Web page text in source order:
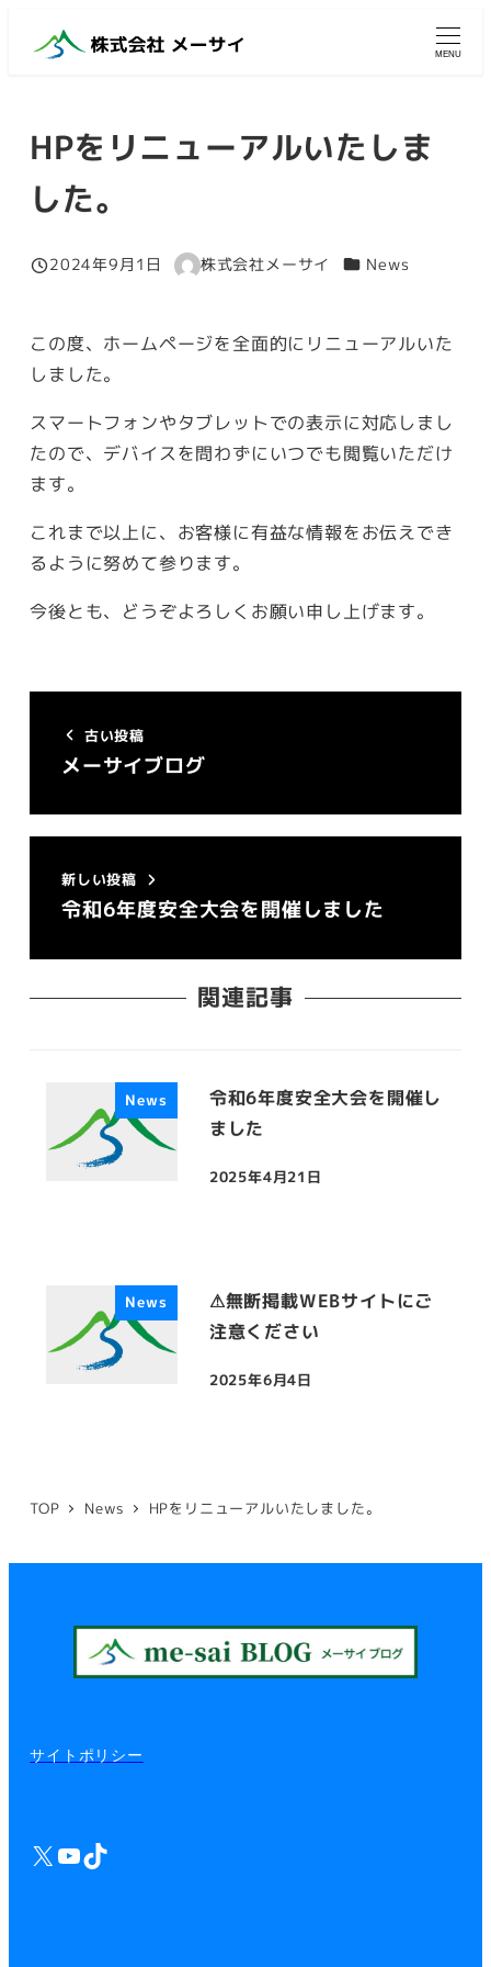
MENU
HPをリニューアルいたしま
した。
投稿日
2024年9月1日
著
株式会社メーサイ カテゴリー
News
この度、ホームページを全面的にリニューアルいた
しました。
スマートフォンやタブレットでの表示に対応しまし
たので、デバイスを問わずにいつでも閲覧いただけ
ます。
これまで以上に、お客様に有益な情報をお伝えでき
るように努めて参ります。
今後とも、どうぞよろしくお願い申し上げます。
古い投稿
メーサイブログ
新しい投稿
令和6年度安全大会を開催しました
関連記事
News
令和6年度安全大会を開催し
ました
投稿日
2025年4月21日
News
⚠無断掲載WEBサイトにご
注意ください
投稿日
2025年6月4日
TOP News HPをリニューアルいたしました。
サイトポリシー
X YouTube TikTok